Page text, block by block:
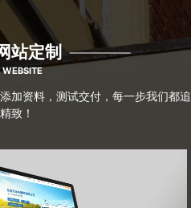
站定制
WEBSITE
加资料，测试交付，每一步我们都追
致！